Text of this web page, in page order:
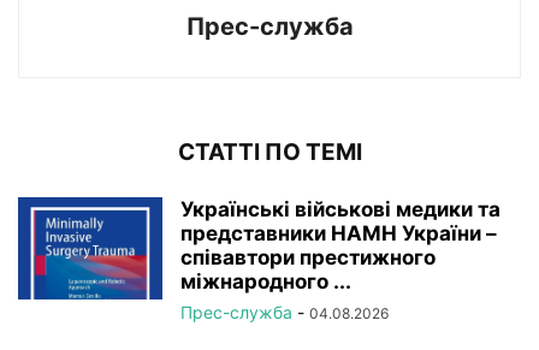
Прес-служба
СТАТТІ ПО ТЕМІ
Українські військові медики та
представники НАМН України –
співавтори престижного
міжнародного ...
Прес-служба - 04.08.2026